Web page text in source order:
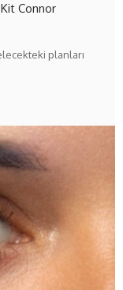
Connor
planları